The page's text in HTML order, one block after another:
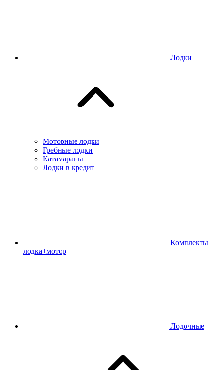
Лодки
Моторные лодки
Гребные лодки
Катамараны
Лодки в кредит
Комплекты
лодка+мотор
Лодочные